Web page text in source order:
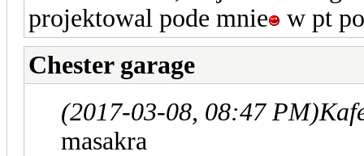
projektowal pode mnie
w pt
Chester garage
(2017-03-08, 08:47 PM)
masakra